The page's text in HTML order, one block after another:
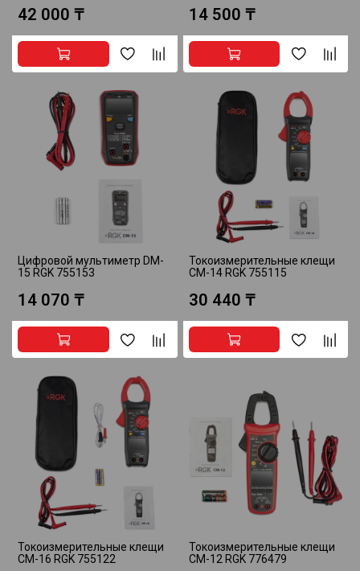
42 000 ₸ 14 500 ₸
Цифровой мультиметр DM-
15 RGK 755153
14 070 ₸
Токоизмерительные клещи
CM-14 RGK 755115
30 440 ₸
Токоизмерительные клещи
CM-16 RGK 755122
Токоизмерительные клещи
CM-12 RGK 776479